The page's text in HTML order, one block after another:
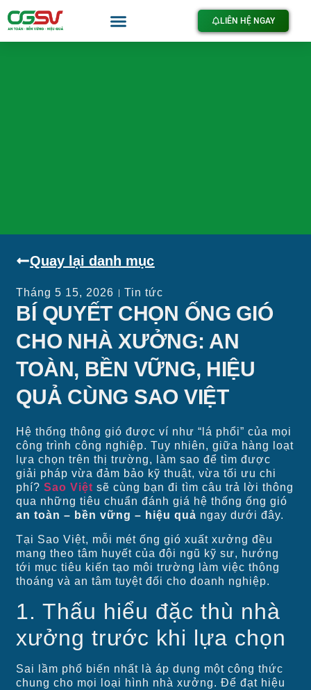
LIÊN HỆ NGAY
Quay lại danh mục
Tháng 5 15, 2026 Tin tức
BÍ QUYẾT CHỌN ỐNG GIÓ
CHO NHÀ XƯỞNG: AN
TOÀN, BỀN VỮNG, HIỆU
QUẢ CÙNG SAO VIỆT
Hệ thống thông gió được ví như “lá phổi” của mọi
công trình công nghiệp. Tuy nhiên, giữa hàng loạt
lựa chọn trên thị trường, làm sao để tìm được
giải pháp vừa đảm bảo kỹ thuật, vừa tối ưu chi
phí?Sao Việt sẽ cùng bạn đi tìm câu trả lời thông
qua những tiêu chuẩn đánh giá hệ thống ống gió
an toàn – bền vững – hiệu quả ngay dưới đây.
Tại Sao Việt, mỗi mét ống gió xuất xưởng đều
mang theo tâm huyết của đội ngũ kỹ sư, hướng
tới mục tiêu kiến tạo môi trường làm việc thông
thoáng và an tâm tuyệt đối cho doanh nghiệp.
1. Thấu hiểu đặc thù nhà
xưởng trước khi lựa chọn
Sai lầm phổ biến nhất là áp dụng một công thức
chung cho mọi loại hình nhà xưởng. Để đạt hiệu